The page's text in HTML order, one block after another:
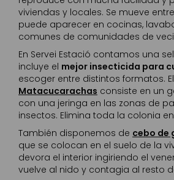
viviendas y locales. Se mueve
puede aparecer en cocinas,
comunes de comunidades de
En Servei Estació contamos una
incluye el mejor insecticida para
escoger entre distintos formatos. El
Matacucarachas consiste en un
con una jeringa en las zonas de
insectos. Elimina toda la colonia
También disponemos de cebo de
que se colocan en el suelo de la
devora el interior ingiriendo el
vuelve al nido y contagia al resto